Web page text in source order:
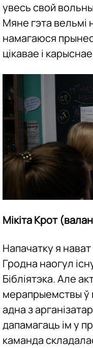
увесь свой
Мяне гэта вельмі
намагаюся
цікавае і
Мікіта Крот
Напачатку я
Гродна наогул
Бібліятэка. Але
мерапрыемствы ў
адна з
дапамагаць ім у
каманда